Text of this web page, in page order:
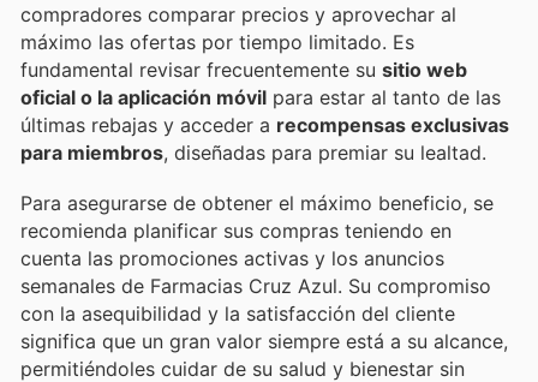
compradores comparar precios y aprovechar al
máximo las ofertas por tiempo limitado. Es
fundamental revisar frecuentemente su sitio web
oficial o la aplicación móvil para estar al tanto de las
últimas rebajas y acceder a recompensas exclusivas
para miembros, diseñadas para premiar su lealtad.
Para asegurarse de obtener el máximo beneficio, se
recomienda planificar sus compras teniendo en
cuenta las promociones activas y los anuncios
semanales de Farmacias Cruz Azul. Su compromiso
con la asequibilidad y la satisfacción del cliente
significa que un gran valor siempre está a su alcance,
permitiéndoles cuidar de su salud y bienestar sin